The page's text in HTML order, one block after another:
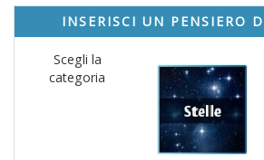
INSERISCI UN PENSIERO
Scegli la
categoria